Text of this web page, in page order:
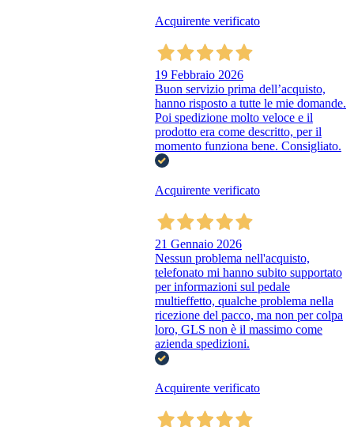
Acquirente verificato
19 Febbraio 2026
Buon servizio prima dell’acquisto,
hanno risposto a tutte le mie domande.
Poi spedizione molto veloce e il
prodotto era come descritto, per il
momento funziona bene. Consigliato.
Acquirente verificato
21 Gennaio 2026
Nessun problema nell'acquisto,
telefonato mi hanno subito supportato
per informazioni sul pedale
multieffetto, qualche problema nella
ricezione del pacco, ma non per colpa
loro, GLS non è il massimo come
azienda spedizioni.
Acquirente verificato